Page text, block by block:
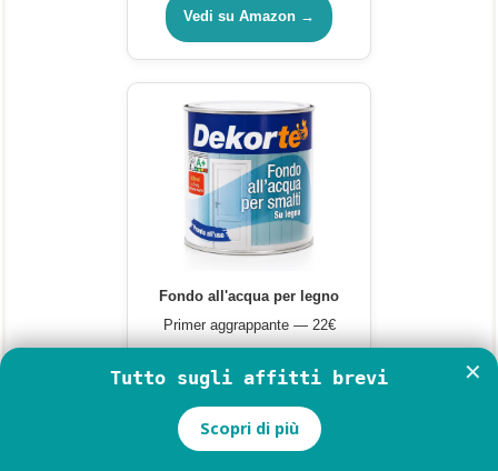
— effetto gesso naturale
Vedi su Amazon →
Fondo all'acqua per legno
Primer aggrappante — 22€
Vedi su Amazon →
✕
Tutto sugli affitti brevi
Scopri di più